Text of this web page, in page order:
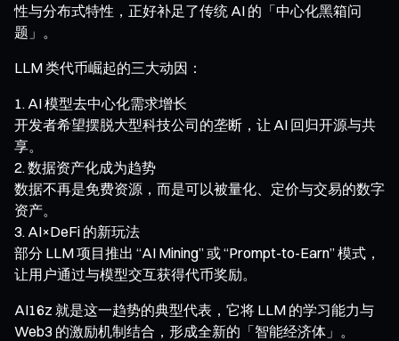
性与分布式特性，正好补足了传统 AI 的「中心化黑箱问
题」。
LLM 类代币崛起的三大动因：
AI 模型去中心化需求增长
开发者希望摆脱大型科技公司的垄断，让 AI 回归开源与共
享。
数据资产化成为趋势
数据不再是免费资源，而是可以被量化、定价与交易的数字
资产。
AI×DeFi 的新玩法
部分 LLM 项目推出 “AI Mining” 或 “Prompt-to-Earn” 模式，
让用户通过与模型交互获得代币奖励。
AI16z 就是这一趋势的典型代表，它将 LLM 的学习能力与
Web3 的激励机制结合，形成全新的「智能经济体」。